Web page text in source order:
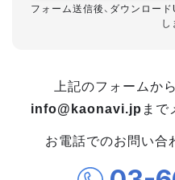
フォーム送信後、ダウンロー
し
上記のフォームか
info@kaonavi.jp まで
お電話でのお問い合